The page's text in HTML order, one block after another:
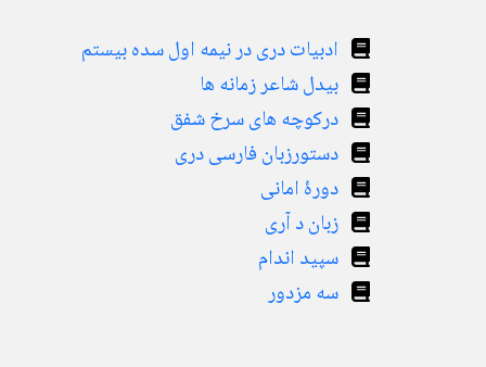
ادبیات دری در نیمه اول سده بیستم
بیدل شاعر زمانه ها
درکوچه های سرخ شفق
دستورزبان فارسی دری
دورۀ امانی
زبان د آری
سپید اندام
سه مزدور